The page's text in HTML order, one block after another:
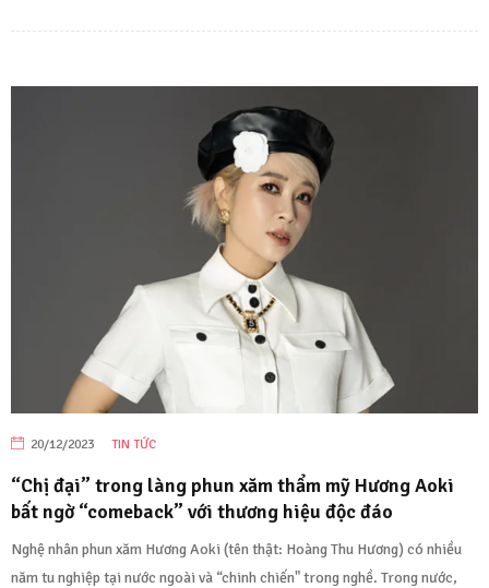
20/12/2023 TIN TỨC
“Chị đại” trong làng phun xăm thẩm mỹ Hương Aoki
bất ngờ “comeback” với thương hiệu độc đáo
Nghệ nhân phun xăm Hương Aoki (tên thật: Hoàng Thu Hương) có nhiều
năm tu nghiệp tại nước ngoài và “chinh chiến" trong nghề. Trong nước,